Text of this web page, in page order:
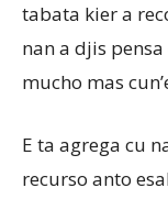
tabata kier a
nan a djis
mucho mas
E ta agrega cu
recurso anto